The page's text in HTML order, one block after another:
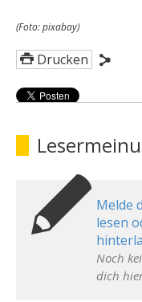
(Foto: pixabay)
Drucken
Melde
lesen
Noch
dich